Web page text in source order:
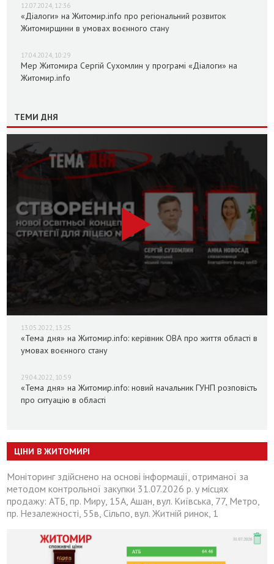
12.07.2024, 12:36
«Діалоги» на Житомир.info про регіональний розвиток
Житомирщини в умовах воєнного стану
17.04.2024, 10:29
Мер Житомира Сергій Сухомлин у програмі «Діалоги» на
Житомир.info
ТЕМИ ДНЯ
13.05.2022, 13:25
«Тема дня» на Житомир.info: керівник ОВА про життя області в
умовах воєнного стану
29.04.2022, 10:59
«Тема дня» на Житомир.info: новий начальник ГУНП розповість
про ситуацію в області
ЦІНИ В ЖИТОМИРІ
Моніторинг здійснено на основі інформації, отриманої за
методом контрольної закупки 31.07.2026 р. у місцях
продажу: АТБ, пр. Миру, 15А, Ашан, вул. Київська, 77, Метро,
пр. Незалежності, 55в, Сільпо, вул. Житній ринок, 1